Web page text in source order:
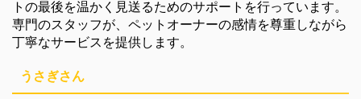
トの最後を温かく見送るためのサポートを行っています。
専門のスタッフが、ペットオーナーの感情を尊重しながら
丁寧なサービスを提供します。
うさぎさん